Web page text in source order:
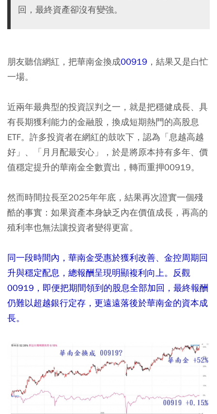
回，最終資產卻沒有變強。
朋友聽信網紅，把華南金換成00919 ，結果又是白忙
一場。
近兩年最典型的投資誤判之一，就是把穩健成長、具
有長期獲利能力的金融股，換成短期熱門的高股息
ETF。許多投資者在網紅的鼓吹下，認為「息越高越
好」、「月月配最安心」，於是將原本持有多年、價
值穩定提升的華南金全數賣出，轉而重押00919。
然而時間拉長至2025年年底，結果再次證實一個殘
酷的事實：如果資產本身缺乏內在價值成長，再高的
殖利率也無法讓投資者變得更富。
同一段時間內，華南金受惠於獲利改善、金控周期回
升與穩定配息，總報酬呈現明顯複利向上。反觀
00919，即便把期間領到的股息全部加回，最終報酬
仍難以超越銀行定存，更遠遠落後於華南金的資本成
長。